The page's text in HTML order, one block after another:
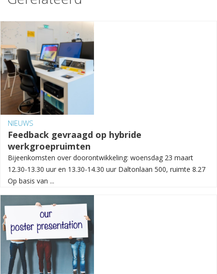
NIEUWS
Feedback gevraagd op hybride
werkgroepruimten
Bijeenkomsten over doorontwikkeling: woensdag 23 maart
12.30-13.30 uur en 13.30-14.30 uur Daltonlaan 500, ruimte 8.27
Op basis van ...